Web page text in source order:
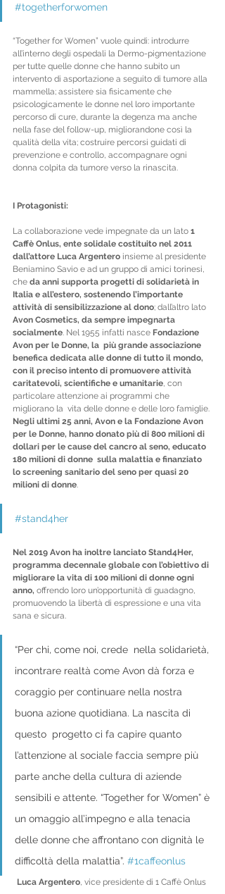
#togetherforwomen
“Together for Women” vuole quindi: introdurre
all’interno degli ospedali la Dermo-pigmentazione
per tutte quelle donne che hanno subito un
intervento di asportazione a seguito di tumore alla
mammella; assistere sia fisicamente che
psicologicamente le donne nel loro importante
percorso di cure, durante la degenza ma anche
nella fase del follow-up, migliorandone così la
qualità della vita; costruire percorsi guidati di
prevenzione e controllo, accompagnare ogni
donna colpita da tumore verso la rinascita.
I Protagonisti:
La collaborazione vede impegnate da un lato 1
Caffè Onlus, ente solidale costituito nel 2011
dall’attore Luca Argentero insieme al presidente
Beniamino Savio e ad un gruppo di amici torinesi,
che da anni supporta progetti di solidarietà in
Italia e all’estero, sostenendo l’importante
attività di sensibilizzazione al dono; dall’altro lato
Avon Cosmetics, da sempre impegnarta
socialmente . Nel 1955 infatti nasce Fondazione
Avon per le Donne, la  più grande associazione
benefica dedicata alle donne di tutto il mondo,
con il preciso intento di promuovere attività
caritatevoli, scientifiche e umanitarie , con
particolare attenzione ai programmi che
migliorano la  vita delle donne e delle loro famiglie.
Negli ultimi 25 anni, Avon e la Fondazione Avon
per le Donne, hanno donato più di 800 milioni di
dollari per le cause del cancro al seno, educato
180 milioni di donne  sulla malattia e finanziato
lo screening sanitario del seno per quasi 20
milioni di donne
#stand4her
Nel 2019 Avon ha inoltre lanciato Stand4Her,
programma decennale globale con l’obiettivo di
migliorare la vita di 100 milioni di donne ogni
anno, offrendo loro un’opportunità di guadagno,
promuovendo la libertà di espressione e una vita
sana e sicura.
“Per chi, come noi, crede  nella solidarietà,
incontrare realtà come Avon dà forza e
coraggio per continuare nella nostra
buona azione quotidiana. La nascita di
questo  progetto ci fa capire quanto
l’attenzione al sociale faccia sempre più
parte anche della cultura di aziende
sensibili e attente. “Together for Women” è
un omaggio all’impegno e alla tenacia
delle donne che affrontano con dignità le
difficoltà della malattia”. #1caffeonlus
Luca Argentero , vice presidente di 1 Caffè Onlus